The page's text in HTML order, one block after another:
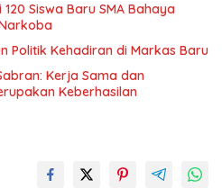
Siswa Baru SMA Bahaya
Politik Kehadiran di Markas Baru
Kerja Sama dan
Keberhasilan